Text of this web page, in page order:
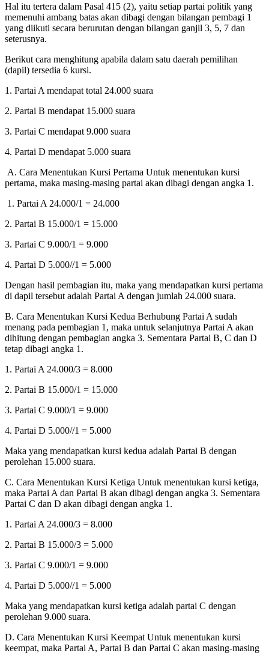
Hal itu tertera dalam Pasal 415 (2), yaitu setiap partai politik yang
memenuhi ambang batas akan dibagi dengan bilangan pembagi 1
yang diikuti secara berurutan dengan bilangan ganjil 3, 5, 7 dan
seterusnya.
Berikut cara menghitung apabila dalam satu daerah pemilihan
(dapil) tersedia 6 kursi.
1. Partai A mendapat total 24.000 suara
2. Partai B mendapat 15.000 suara
3. Partai C mendapat 9.000 suara
4. Partai D mendapat 5.000 suara
A. Cara Menentukan Kursi Pertama Untuk menentukan kursi
pertama, maka masing-masing partai akan dibagi dengan angka 1.
1. Partai A 24.000/1 = 24.000
2. Partai B 15.000/1 = 15.000
3. Partai C 9.000/1 = 9.000
4. Partai D 5.000//1 = 5.000
Dengan hasil pembagian itu, maka yang mendapatkan kursi pertama
di dapil tersebut adalah Partai A dengan jumlah 24.000 suara.
B. Cara Menentukan Kursi Kedua Berhubung Partai A sudah
menang pada pembagian 1, maka untuk selanjutnya Partai A akan
dihitung dengan pembagian angka 3. Sementara Partai B, C dan D
tetap dibagi angka 1.
1. Partai A 24.000/3 = 8.000
2. Partai B 15.000/1 = 15.000
3. Partai C 9.000/1 = 9.000
4. Partai D 5.000//1 = 5.000
Maka yang mendapatkan kursi kedua adalah Partai B dengan
perolehan 15.000 suara.
C. Cara Menentukan Kursi Ketiga Untuk menentukan kursi ketiga,
maka Partai A dan Partai B akan dibagi dengan angka 3. Sementara
Partai C dan D akan dibagi dengan angka 1.
1. Partai A 24.000/3 = 8.000
2. Partai B 15.000/3 = 5.000
3. Partai C 9.000/1 = 9.000
4. Partai D 5.000//1 = 5.000
Maka yang mendapatkan kursi ketiga adalah partai C dengan
perolehan 9.000 suara.
D. Cara Menentukan Kursi Keempat Untuk menentukan kursi
keempat, maka Partai A, Partai B dan Partai C akan masing-masing